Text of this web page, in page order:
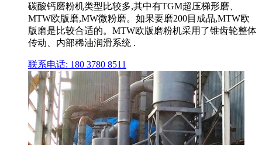
碳酸钙磨粉机类型比较多,其中有TGM超压梯形磨、
MTW欧版磨,MW微粉磨。如果要磨200目成品,MTW欧
版磨是比较合适的。MTW欧版磨粉机采用了锥齿轮整体
传动、内部稀油润滑系统 .
联系电话: 180 3780 8511